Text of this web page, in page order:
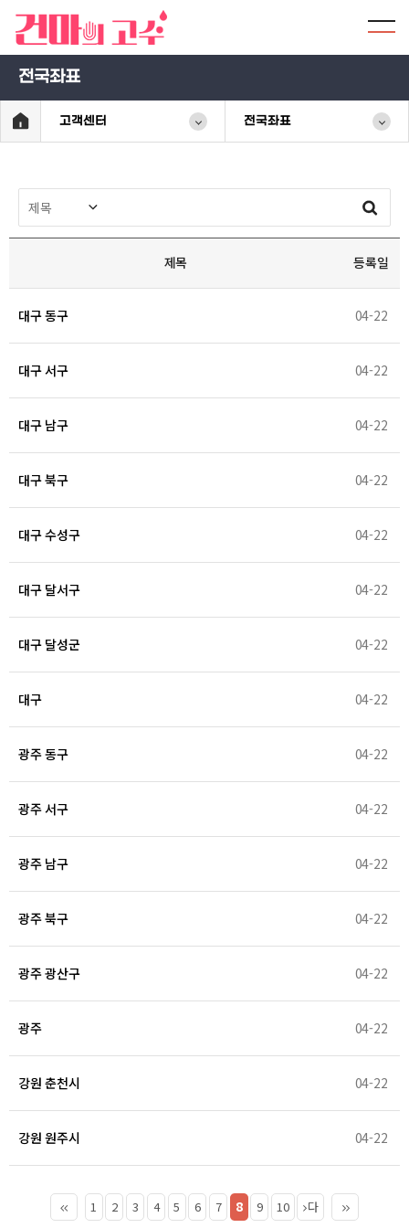
전국좌표
고객센터 전국좌표
제목 등록일
대구 동구 04-22
대구 서구 04-22
대구 남구 04-22
대구 북구 04-22
대구 수성구 04-22
대구 달서구 04-22
대구 달성군 04-22
대구 04-22
광주 동구 04-22
광주 서구 04-22
광주 남구 04-22
광주 북구 04-22
광주 광산구 04-22
광주 04-22
강원 춘천시 04-22
강원 원주시 04-22
1 2 3 4 5 6 7 8 9 10
다